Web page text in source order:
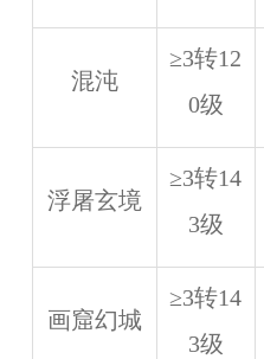
混沌
≥3转12
0级
浮屠玄境
≥3转14
3级
画窟幻城
≥3转14
3级